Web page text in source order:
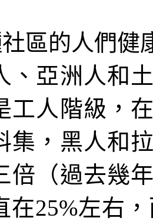
區的人們健
、亞洲人和
工人階級，
集，黑人和
倍（過去幾
在25%左右